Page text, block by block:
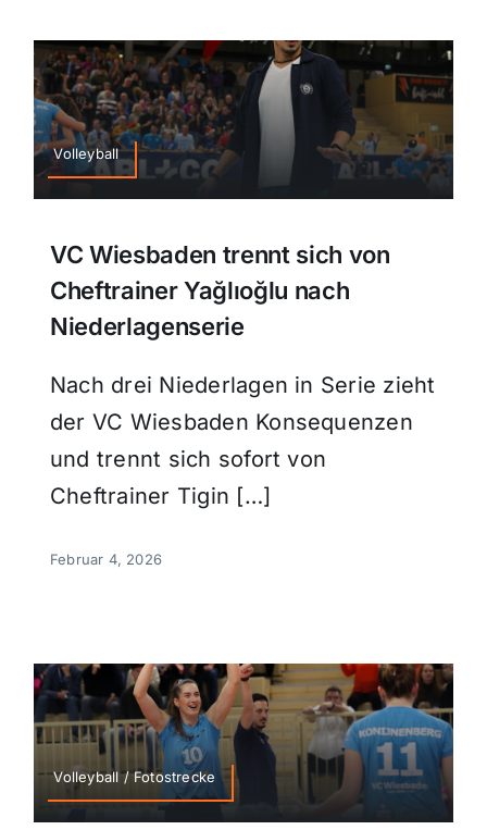
Volleyball
VC Wiesbaden trennt sich von
Cheftrainer Yağlıoğlu nach
Niederlagenserie
Nach drei Niederlagen in Serie zieht
der VC Wiesbaden Konsequenzen
und trennt sich sofort von
Cheftrainer Tigin […]
Februar 4, 2026
Volleyball / Fotostrecke